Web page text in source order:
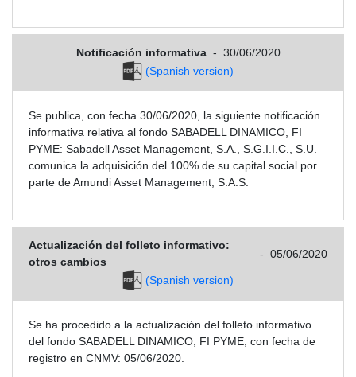
Notificación informativa - 30/06/2020
(Spanish version)
Se publica, con fecha 30/06/2020, la siguiente notificación
informativa relativa al fondo SABADELL DINAMICO, FI
PYME: Sabadell Asset Management, S.A., S.G.I.I.C., S.U.
comunica la adquisición del 100% de su capital social por
parte de Amundi Asset Management, S.A.S.
Actualización del folleto informativo:
otros cambios
- 05/06/2020
(Spanish version)
Se ha procedido a la actualización del folleto informativo
del fondo SABADELL DINAMICO, FI PYME, con fecha de
registro en CNMV: 05/06/2020.